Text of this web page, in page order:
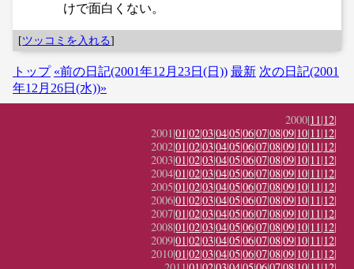
けで面白くない。
[ツッコミを入れる]
トップ «前の日記(2001年12月23日(日)) 最新 次の日記(2001
年12月26日(水))»
2000|11|12|
2001|01|02|03|04|05|06|07|08|09|10|11|12|
2002|01|02|03|04|05|06|07|08|09|10|11|12|
2003|01|02|03|04|05|06|07|08|09|10|11|12|
2004|01|02|03|04|05|06|07|08|09|10|11|12|
2005|01|02|03|04|05|06|07|08|09|10|11|12|
2006|01|02|03|04|05|06|07|08|09|10|11|12|
2007|01|02|03|04|05|06|07|08|09|10|11|12|
2008|01|02|03|04|05|06|07|08|09|10|11|12|
2009|01|02|03|04|05|06|07|08|09|10|11|12|
2010|01|02|03|04|05|06|07|08|09|10|11|12|